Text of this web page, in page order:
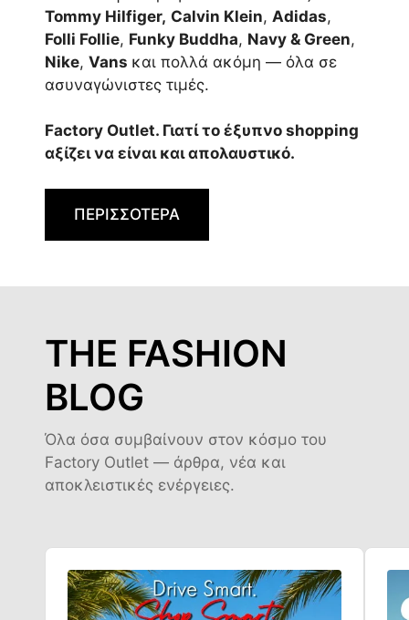
Tommy Hilfiger, Calvin Klein, Adidas,
Folli Follie, Funky Buddha, Navy & Green,
Nike, Vans και πολλά ακόμη — όλα σε
ασυναγώνιστες τιμές.
Factory Outlet. Γιατί το έξυπνο shopping
αξίζει να είναι και απολαυστικό.
ΠΕΡΙΣΣΟΤΕΡΑ
THE FASHION
BLOG
Όλα όσα συμβαίνουν στον κόσμο του
Factory Outlet — άρθρα, νέα και
αποκλειστικές ενέργειες.